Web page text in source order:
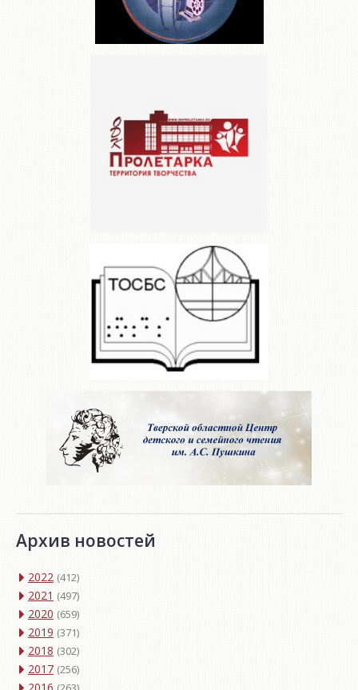
Архив новостей
2022 (412)
2021 (497)
2020 (659)
2019 (371)
2018 (302)
2017 (256)